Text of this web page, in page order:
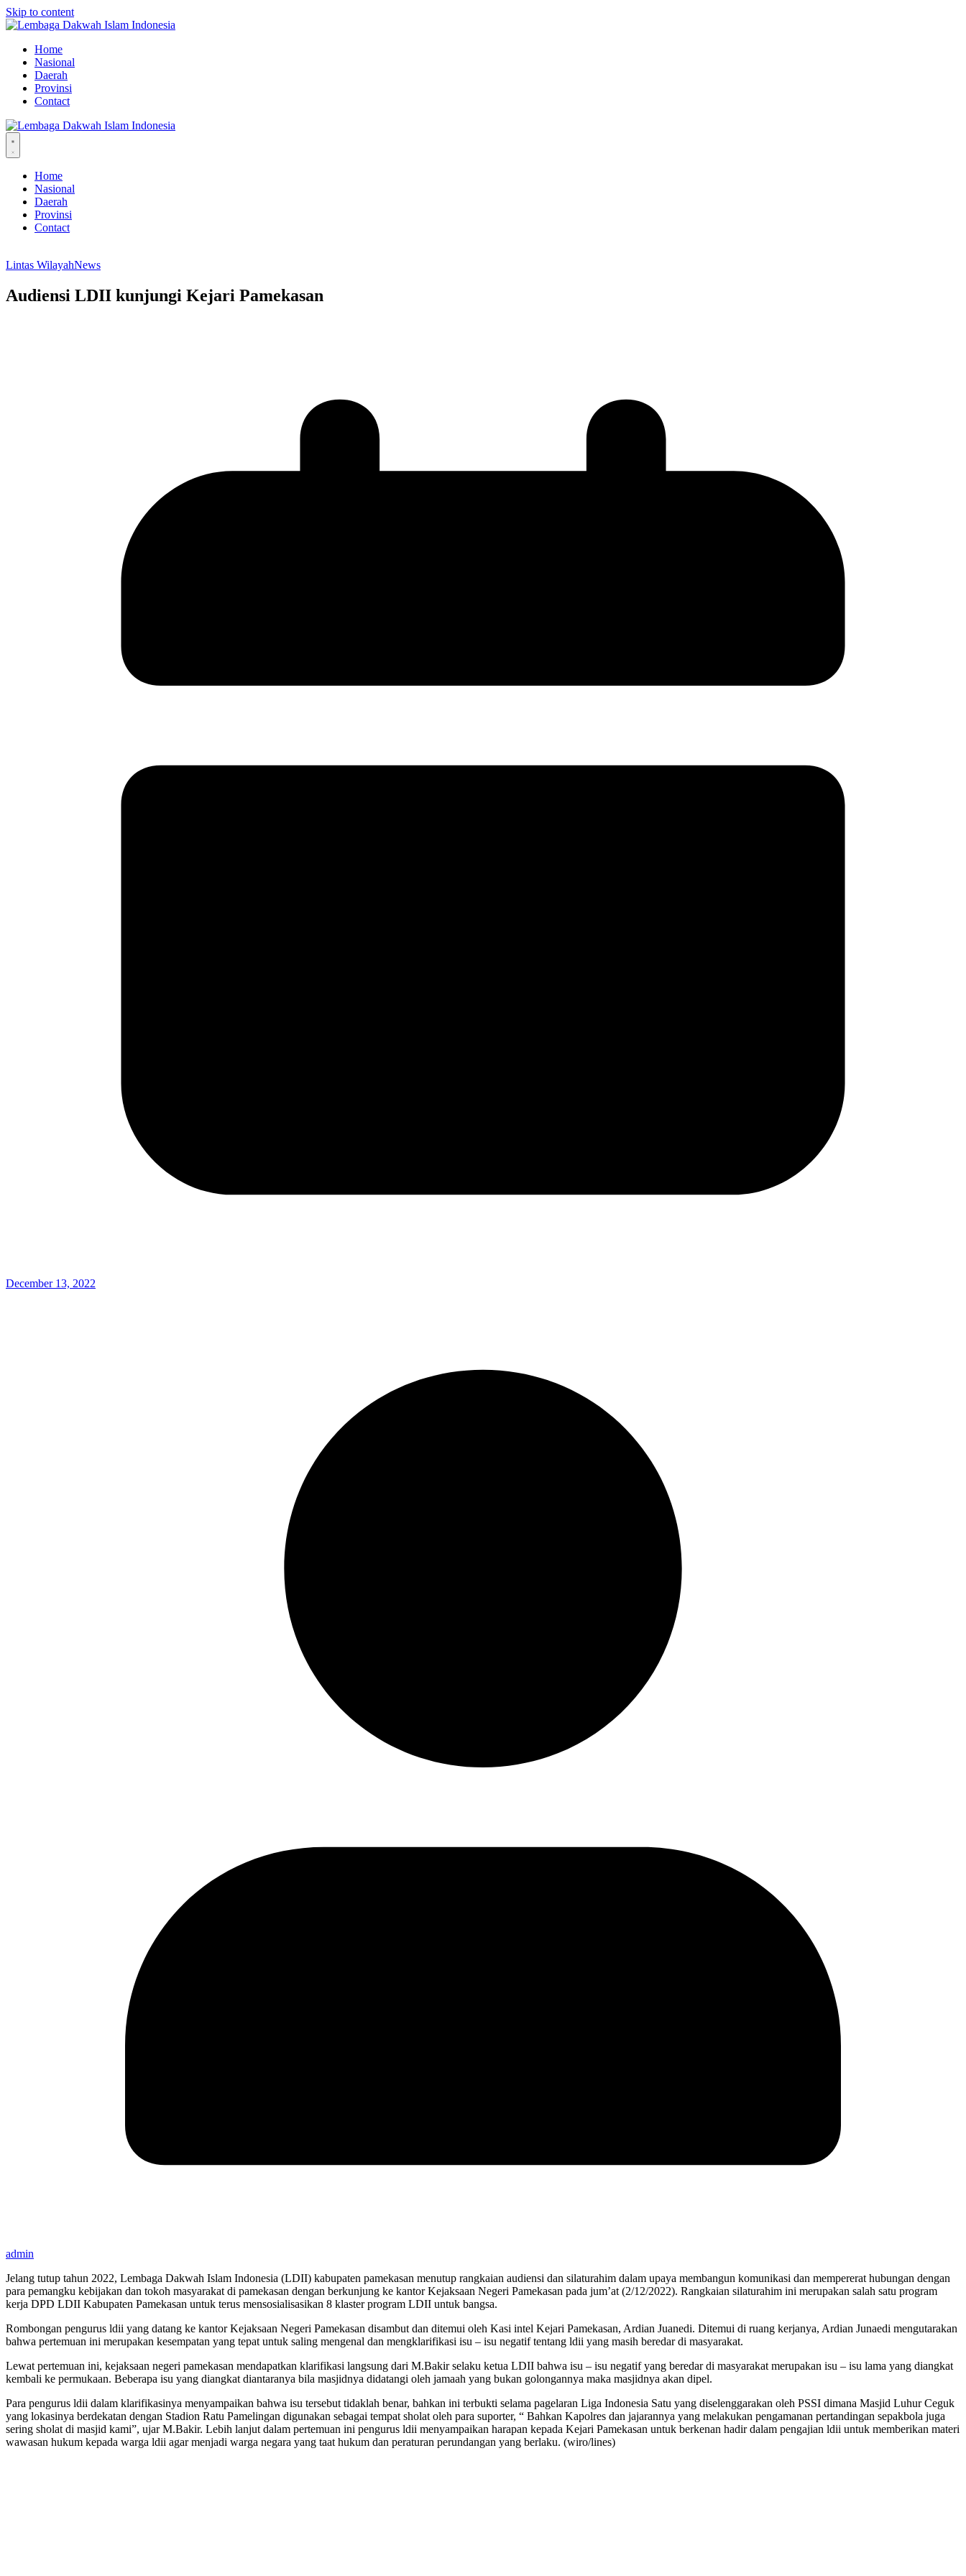
Skip to content
Home
Nasional
Daerah
Provinsi
Contact
Home
Nasional
Daerah
Provinsi
Contact
Lintas WilayahNews
Audiensi LDII kunjungi Kejari Pamekasan
December 13, 2022
admin
Jelang tutup tahun 2022, Lembaga Dakwah Islam Indonesia (LDII) kabupaten pamekasan menutup rangkaian audiensi dan silaturahim dalam upaya membangun komunikasi dan mempererat hubungan dengan
para pemangku kebijakan dan tokoh masyarakat di pamekasan dengan berkunjung ke kantor Kejaksaan Negeri Pamekasan pada jum’at (2/12/2022). Rangkaian silaturahim ini merupakan salah satu program
kerja DPD LDII Kabupaten Pamekasan untuk terus mensosialisasikan 8 klaster program LDII untuk bangsa.
Rombongan pengurus ldii yang datang ke kantor Kejaksaan Negeri Pamekasan disambut dan ditemui oleh Kasi intel Kejari Pamekasan, Ardian Juanedi. Ditemui di ruang kerjanya, Ardian Junaedi mengutarakan
bahwa pertemuan ini merupakan kesempatan yang tepat untuk saling mengenal dan mengklarifikasi isu – isu negatif tentang ldii yang masih beredar di masyarakat.
Lewat pertemuan ini, kejaksaan negeri pamekasan mendapatkan klarifikasi langsung dari M.Bakir selaku ketua LDII bahwa isu – isu negatif yang beredar di masyarakat merupakan isu – isu lama yang diangkat
kembali ke permukaan. Beberapa isu yang diangkat diantaranya bila masjidnya didatangi oleh jamaah yang bukan golongannya maka masjidnya akan dipel.
Para pengurus ldii dalam klarifikasinya menyampaikan bahwa isu tersebut tidaklah benar, bahkan ini terbukti selama pagelaran Liga Indonesia Satu yang diselenggarakan oleh PSSI dimana Masjid Luhur Ceguk
yang lokasinya berdekatan dengan Stadion Ratu Pamelingan digunakan sebagai tempat sholat oleh para suporter, “ Bahkan Kapolres dan jajarannya yang melakukan pengamanan pertandingan sepakbola juga
sering sholat di masjid kami”, ujar M.Bakir. Lebih lanjut dalam pertemuan ini pengurus ldii menyampaikan harapan kepada Kejari Pamekasan untuk berkenan hadir dalam pengajian ldii untuk memberikan materi
wawasan hukum kepada warga ldii agar menjadi warga negara yang taat hukum dan peraturan perundangan yang berlaku. (wiro/lines)